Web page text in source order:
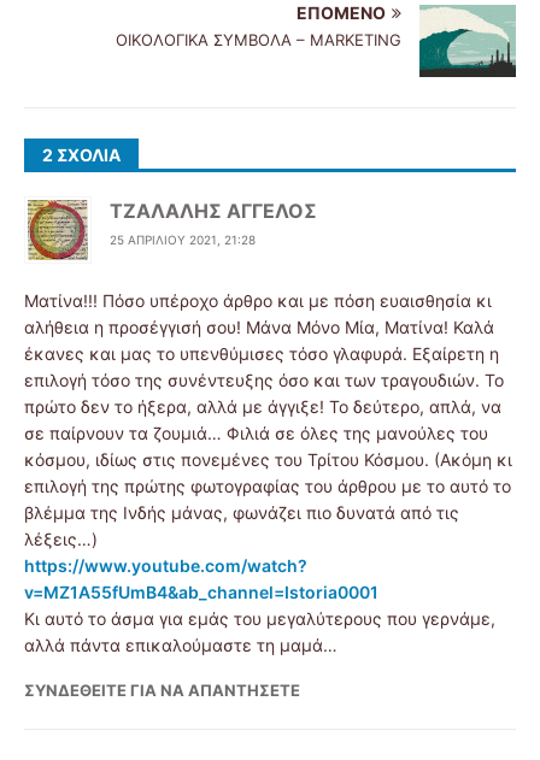
ΕΠΌΜΕΝΟ
ΟΙΚΟΛΟΓΙΚΑ ΣΥΜΒΟΛΑ – MARKETING
2 ΣΧΌΛΙΑ
ΤΖΑΛΑΛΗΣ ΑΓΓΕΛΟΣ
25 ΑΠΡΙΛΊΟΥ 2021, 21:28
Ματίνα!!! Πόσο υπέροχο άρθρο και με πόση ευαισθησία κι
αλήθεια η προσέγγισή σου! Μάνα Μόνο Μία, Ματίνα! Καλά
έκανες και μας το υπενθύμισες τόσο γλαφυρά. Εξαίρετη η
επιλογή τόσο της συνέντευξης όσο και των τραγουδιών. Το
πρώτο δεν το ήξερα, αλλά με άγγιξε! Το δεύτερο, απλά, να
σε παίρνουν τα ζουμιά… Φιλιά σε όλες της μανούλες του
κόσμου, ιδίως στις πονεμένες του Τρίτου Κόσμου. (Ακόμη κι
επιλογή της πρώτης φωτογραφίας του άρθρου με το αυτό το
βλέμμα της Ινδής μάνας, φωνάζει πιο δυνατά από τις
λέξεις…)
https://www.youtube.com/watch?
v=MZ1A55fUmB4&ab_channel=Istoria0001
Κι αυτό το άσμα για εμάς του μεγαλύτερους που γερνάμε,
αλλά πάντα επικαλούμαστε τη μαμά…
ΣΥΝΔΕΘΕΊΤΕ ΓΙΑ ΝΑ ΑΠΑΝΤΉΣΕΤΕ